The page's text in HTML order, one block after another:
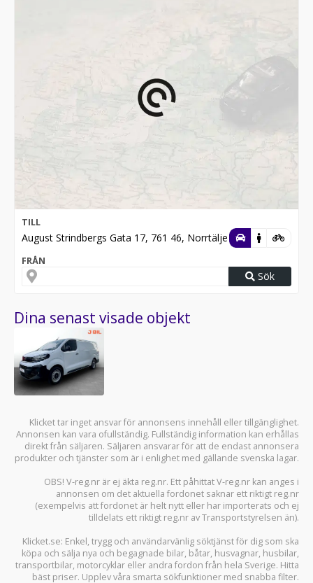
TILL
August Strindbergs Gata 17, 761 46, Norrtälje
FRÅN
Sök
Dina senast visade objekt
Klicket tar inget ansvar för annonsens innehåll eller tillgänglighet.
Annonsen kan vara ofullständig. Fullständig information kan erhållas
direkt från säljaren. Säljaren ansvarar för att de endast annonsera
produkter och tjänster som är i enlighet med gällande svenska lagar.
OBS! V-reg.nr är ej äkta reg.nr. Ett påhittat V-reg.nr kan anges i
annonsen om det aktuella fordonet saknar ett riktigt reg.nr
(exempelvis att fordonet är helt nytt eller har importerats och ej
tilldelats ett riktigt reg.nr av Transportstyrelsen än).
Klicket.se: Enkel, trygg och användarvänlig söktjänst för dig som ska
köpa och sälja nya och begagnade bilar, båtar, husvagnar, husbilar,
transportbilar, motorcyklar eller andra fordon från hela Sverige. Hitta
bäst priser. Upplev våra smarta sökfunktioner med snabba filter.